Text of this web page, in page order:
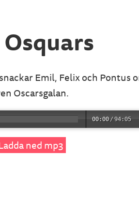
Emil, Felix och Pontus
Oscarsgalan.
00:00 /94:05
ned mp3